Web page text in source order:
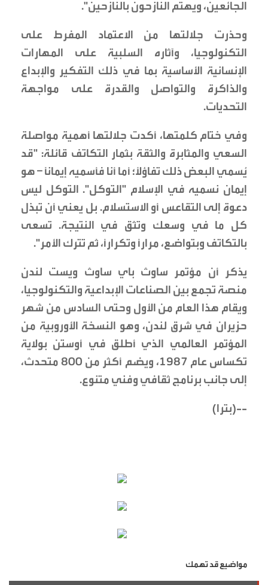
الجائعين، ويهتم النازحون بالنازحين".
وحذرت جلالتها من الاعتماد المفرط على
التكنولوجيا، وآثاره السلبية على المهارات
الإنسانية الأساسية بما في ذلك التفكير والإبداع
والذاكرة والتواصل والقدرة على مواجهة
التحديات.
وفي ختام كلمتها، أكدت جلالتها أهمية مواصلة
السعي والمثابرة والثقة بثمار التكاتف قائلة: "قد
يُسمي البعض ذلك تفاؤلاً؛ أما أنا فأسميه إيماناً – هو
إيمان نسميه في الإسلام "التوكل". التوكل ليس
دعوة إلى التقاعس أو الاستسلام. بل يعني أن تبذل
كل ما في وسعك وتثق في النتيجة. تسعى
بالتكاتف وبتواضع، مراراً وتكراراً، ثم تترك الأمر".
يذكر أن مؤتمر ساوث باي ساوث ويست لندن
منصة تجمع بين الصناعات الإبداعية والتكنولوجيا،
ويقام هذا العام من الأول وحتى السادس من شهر
حزيران في شرق لندن، وهو النسخة الأوروبية من
المؤتمر العالمي الذي أطلق في أوستن بولاية
تكساس عام 1987، ويضم أكثر من 800 متحدث،
إلى جانب برنامج ثقافي وفني متنوع.
--(بترا)
مواضيع قد تهمك